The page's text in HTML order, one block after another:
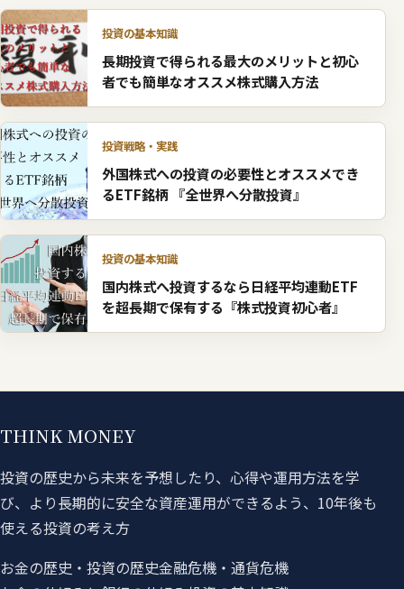
投資の基本知識
長期投資で得られる最大のメリットと初心
者でも簡単なオススメ株式購入方法
投資戦略・実践
外国株式への投資の必要性とオススメでき
るETF銘柄 『全世界へ分散投資』
投資の基本知識
国内株式へ投資するなら日経平均連動ETF
を超長期で保有する『株式投資初心者』
THINK MONEY
投資の歴史から未来を予想したり、心得や運用方法を学
び、より長期的に安全な資産運用ができるよう、10年後も
使える投資の考え方
お金の歴史・投資の歴史金融危機・通貨危機